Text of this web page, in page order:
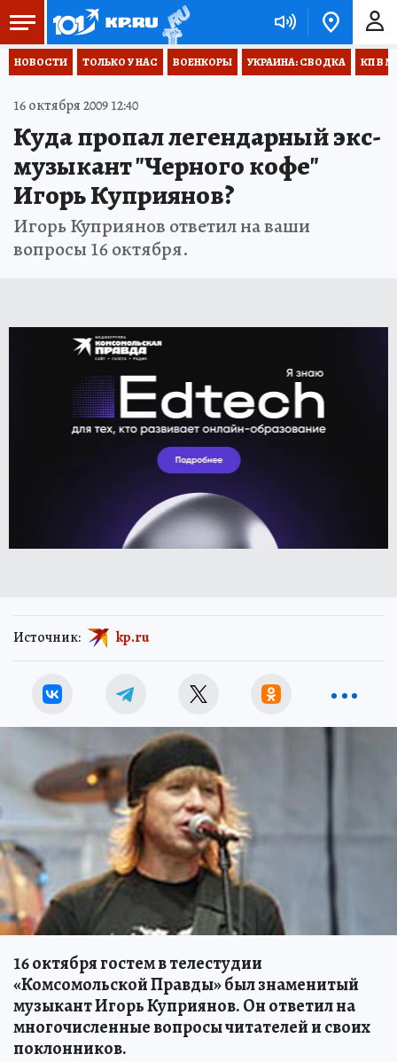
НОВОСТИ ТОЛЬКО У НАС ВОЕНКОРЫ УКРАИНА: СВОДКА КП В
16 октября 2009 12:40
Куда пропал легендарный экс-
музыкант "Черного кофе"
Игорь Куприянов?
Игорь Куприянов ответил на ваши
вопросы 16 октября.
Источник: kp.ru
16 октября гостем в телестудии
«Комсомольской Правды» был знаменитый
музыкант Игорь Куприянов. Он ответил на
многочисленные вопросы читателей и своих
поклонников.